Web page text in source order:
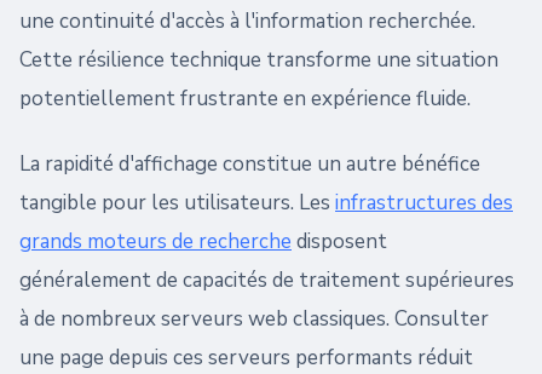
une continuité d'accès à l'information recherchée.
Cette résilience technique transforme une situation
potentiellement frustrante en expérience fluide.
La rapidité d'affichage constitue un autre bénéfice
tangible pour les utilisateurs. Les infrastructures des
grands moteurs de recherche disposent
généralement de capacités de traitement supérieures
à de nombreux serveurs web classiques. Consulter
une page depuis ces serveurs performants réduit